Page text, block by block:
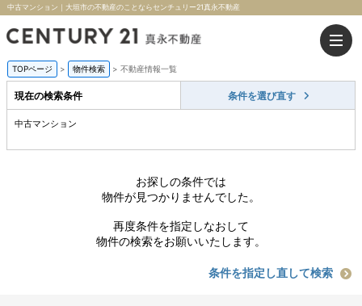
中古マンション｜大垣市の不動産のことならセンチュリー21真永不動産
TOPページ > 物件検索 > 不動産情報一覧
現在の検索条件 条件を選び直す
中古マンション
お探しの条件では
物件が見つかりませんでした。
再度条件を指定しなおして
物件の検索をお願いいたします。
条件を指定し直して検索